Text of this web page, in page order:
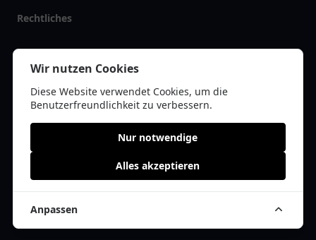
Rechtliches
Impressum
Datenschutz
Kontakt
© 2026 arztlist.de | Alle Rechte vorbehalten | * =Affiliate-Links /
Cookie Einwilligung anpassen
Wir nutzen Cookies
Diese Website verwendet Cookies, um die
Benutzerfreundlichkeit zu verbessern.
Nur notwendige
Alles akzeptieren
Anpassen